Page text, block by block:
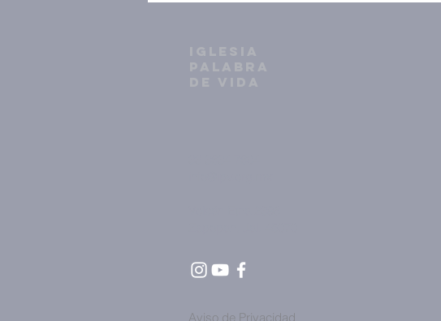
Aviso de Privacidad